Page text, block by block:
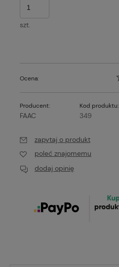
szt.
Ocena:
Producent:
FAAC
Kod produktu:
349
zapytaj o produkt
poleć znajomemu
dodaj opinię